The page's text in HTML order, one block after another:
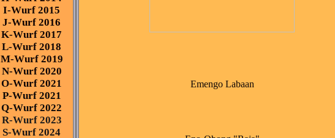
I-Wurf 2015
J-Wurf 2016
K-Wurf 2017
L-Wurf 2018
M-Wurf 2019
N-Wurf 2020
O-Wurf 2021
P-Wurf 2021
Q-Wurf 2022
R-Wurf 2023
S-Wurf 2024
Emengo Labaan